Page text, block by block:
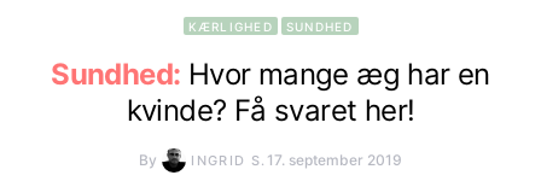
KÆRLIGHED SUNDHED
Sundhed: Hvor mange æg har en
kvinde? Få svaret her!
By INGRID S. 17. september 2019